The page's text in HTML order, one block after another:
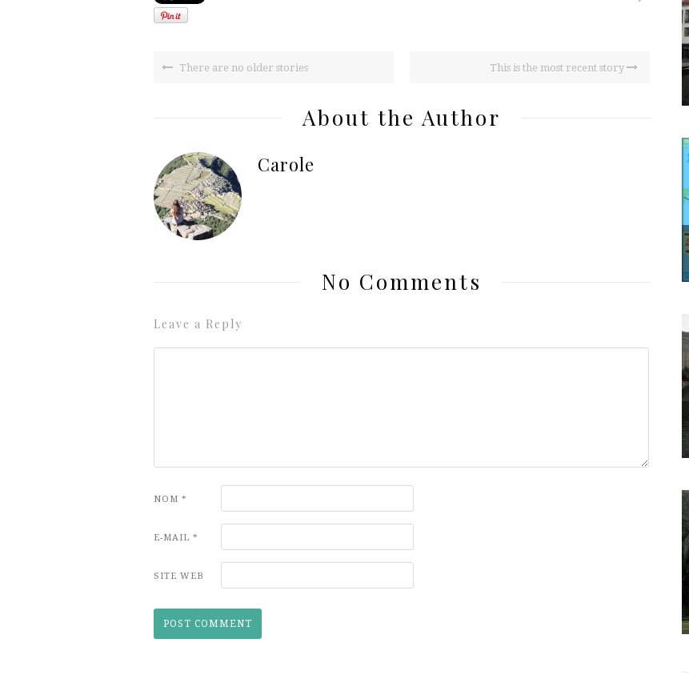
There are no older stories This is the most recent story
About the Author
Carole
No Comments
Leave a Reply
NOM *
E-MAIL *
SITE WEB